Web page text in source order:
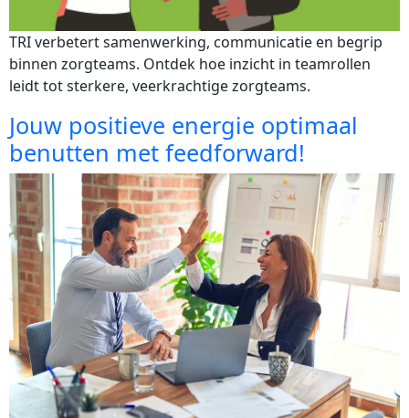
TRI verbetert samenwerking, communicatie en begrip
binnen zorgteams. Ontdek hoe inzicht in teamrollen
leidt tot sterkere, veerkrachtige zorgteams.
Jouw positieve energie optimaal
benutten met feedforward!